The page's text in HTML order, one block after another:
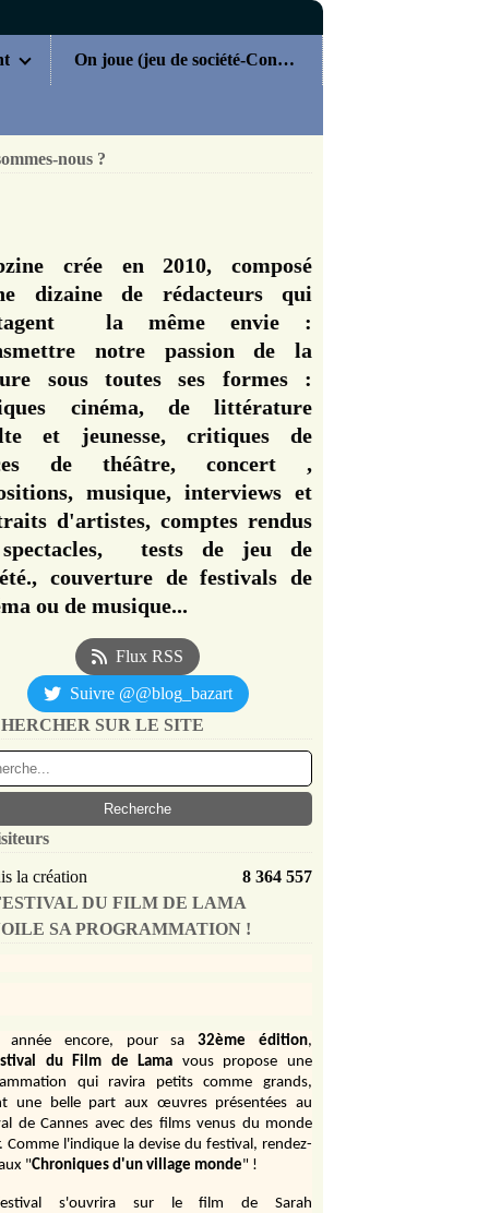
On joue (jeu de société-Concours)
nous ?
crée en 2010, composé
dizaine de rédacteurs qui
la même envie :
notre passion de la
sous toutes ses formes :
cinéma, de littérature
et jeunesse, critiques de
de théâtre, concert ,
musique, interviews et
d'artistes, comptes rendus
tests de jeu de
couverture de festivals de
ou de musique...
Flux RSS
Suivre @@blog_bazart
SUR LE SITE
la création
8 364 557
DU FILM DE LAMA
SA PROGRAMMATION !
année encore, pour sa 32ème édition,
du Film de Lama vous propose une
qui ravira petits comme grands,
une belle part aux œuvres présentées au
de Cannes avec des films venus du monde
Comme l'indique la devise du festival, rendez-
"Chroniques d'un village monde" !
s'ouvrira sur le film de Sarah